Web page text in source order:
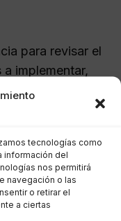
tecnologías como
información del
nos permitirá
navegación o las
o retirar el
a ciertas
para revisar el
implementar,
para el deudor.
que
con